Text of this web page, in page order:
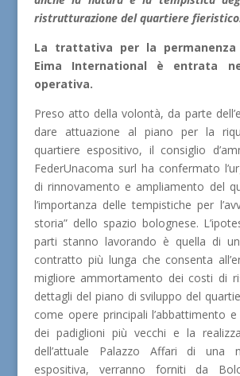
ristrutturazione del quartiere
La trattativa per la
Eima International è entrata
operativa.
Preso atto della volontà, da parte
dare attuazione al piano per la
quartiere espositivo, il consiglio
FederUnacoma surl ha confermato
di rinnovamento e ampliamento del
l’importanza delle tempistiche per
storia” dello spazio bolognese.
parti stanno lavorando è quella di
contratto più lunga che consenta
migliore ammortamento dei costi di
dettagli del piano di sviluppo del
come opere principali l’abbattimento
dei padiglioni più vecchi e la
dell’attuale Palazzo Affari di una
espositiva, verranno forniti da